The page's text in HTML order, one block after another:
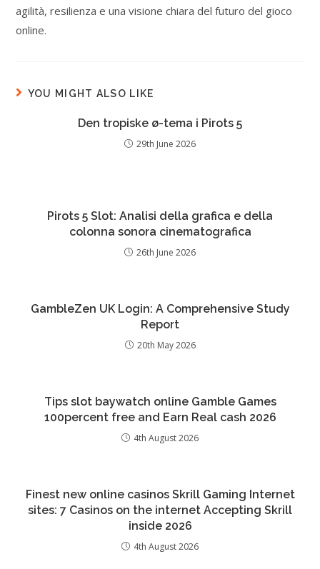
agilità, resilienza e una visione chiara del futuro del gioco
online.
YOU MIGHT ALSO LIKE
Den tropiske ø-tema i Pirots 5
29th June 2026
Pirots 5 Slot: Analisi della grafica e della
colonna sonora cinematografica
26th June 2026
GambleZen UK Login: A Comprehensive Study
Report
20th May 2026
Tips slot baywatch online Gamble Games
100percent free and Earn Real cash 2026
4th August 2026
Finest new online casinos Skrill Gaming Internet
sites: 7 Casinos on the internet Accepting Skrill
inside 2026
4th August 2026